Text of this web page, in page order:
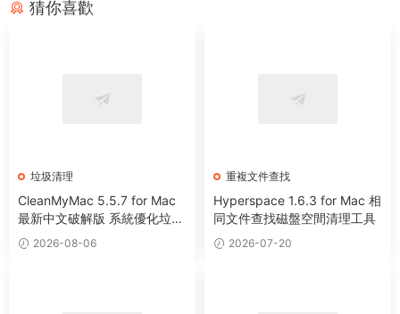
猜你喜歡
垃圾清理
CleanMyMac 5.5.7 for Mac
最新中文破解版 系統優化垃圾
清理工具
2026-08-06
重複文件查找
Hyperspace 1.6.3 for Mac 相
同文件查找磁盤空間清理工具
2026-07-20